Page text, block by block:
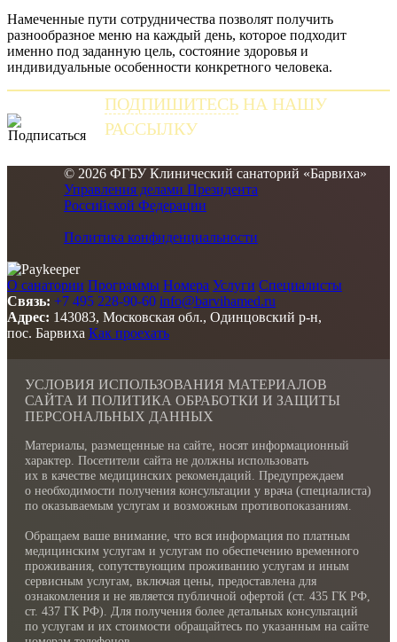
Намеченные пути сотрудничества позволят получить
разнообразное меню на каждый день, которое подходит
именно под заданную цель, состояние здоровья и
индивидуальные особенности конкретного человека.
ПОДПИШИТЕСЬ НА НАШУ
РАССЫЛКУ
© 2026 ФГБУ Клинический санаторий «Барвиха»
Управления делами Президента
Российской Федерации
Политика конфиденциальности
О санатории Программы Номера Услуги Специалисты
Связь: +7 495 228-90-60 info@barvihamed.ru
Адрес: 143083, Московская обл., Одинцовский р-н,
пос. Барвиха Как проехать
УСЛОВИЯ ИСПОЛЬЗОВАНИЯ МАТЕРИАЛОВ
САЙТА И ПОЛИТИКА ОБРАБОТКИ И ЗАЩИТЫ
ПЕРСОНАЛЬНЫХ ДАННЫХ
Материалы, размещенные на сайте, носят информационный
характер. Посетители сайта не должны использовать
их в качестве медицинских рекомендаций. Предупреждаем
о необходимости получения консультации у врача (специалиста)
по оказываемым услугам и возможным противопоказаниям.
Обращаем ваше внимание, что вся информация по платным
медицинским услугам и услугам по обеспечению временного
проживания, сопутствующим проживанию услугам и иным
сервисным услугам, включая цены, предоставлена для
ознакомления и не является публичной офертой (ст. 435 ГК РФ,
cт. 437 ГК РФ). Для получения более детальных консультаций
по услугам и их стоимости обращайтесь по указанным на сайте